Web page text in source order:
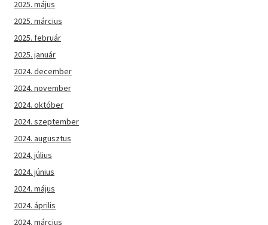
2025. május
2025. március
2025. február
2025. január
2024. december
2024. november
2024. október
2024. szeptember
2024. augusztus
2024. július
2024. június
2024. május
2024. április
2024. március